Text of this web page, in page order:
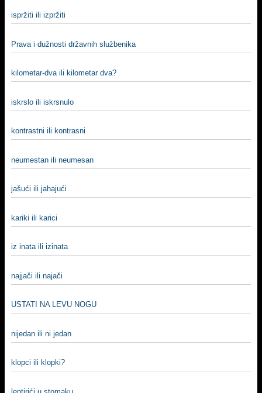
ispržiti ili izpržiti
Prava i dužnosti državnih službenika
kilometar-dva ili kilometar dva?
iskrslo ili iskrsnulo
kontrastni ili kontrasni
neumestan ili neumesan
jašući ili jahajući
kariki ili karici
iz inata ili izinata
najjači ili najači
USTATI NA LEVU NOGU
nijedan ili ni jedan
klopci ili klopki?
leptirići u stomaku